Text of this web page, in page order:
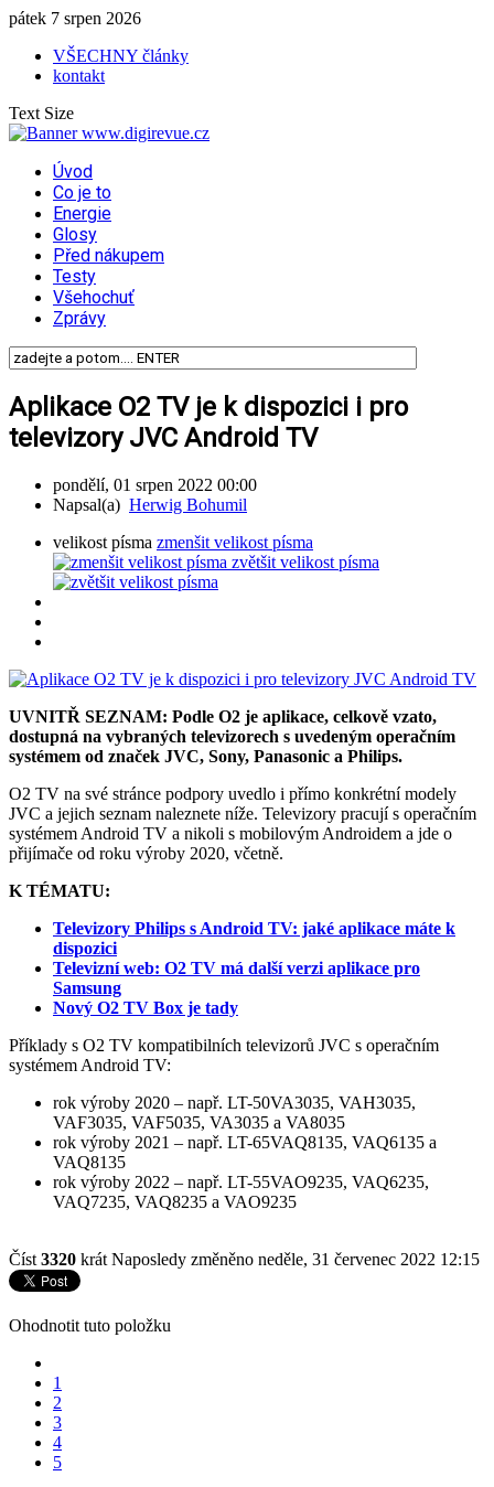
pátek 7 srpen 2026
VŠECHNY články
kontakt
Text Size
Úvod
Co je to
Energie
Glosy
Před nákupem
Testy
Všehochuť
Zprávy
Aplikace O2 TV je k dispozici i pro
televizory JVC Android TV
pondělí, 01 srpen 2022 00:00
Napsal(a) Herwig Bohumil
velikost písma zmenšit velikost písma
zvětšit velikost písma
UVNITŘ SEZNAM: Podle O2 je aplikace, celkově vzato,
dostupná na vybraných televizorech s uvedeným operačním
systémem od značek JVC, Sony, Panasonic a Philips.
O2 TV na své stránce podpory uvedlo i přímo konkrétní modely
JVC a jejich seznam naleznete níže. Televizory pracují s operačním
systémem Android TV a nikoli s mobilovým Androidem a jde o
přijímače od roku výroby 2020, včetně.
K TÉMATU:
Televizory Philips s Android TV: jaké aplikace máte k
dispozici
Televizní web: O2 TV má další verzi aplikace pro
Samsung
Nový O2 TV Box je tady
Příklady s O2 TV kompatibilních televizorů JVC s operačním
systémem Android TV:
rok výroby 2020 – např. LT-50VA3035, VAH3035,
VAF3035, VAF5035, VA3035 a VA8035
rok výroby 2021 – např. LT-65VAQ8135, VAQ6135 a
VAQ8135
rok výroby 2022 – např. LT-55VAO9235, VAQ6235,
VAQ7235, VAQ8235 a VAO9235
Číst 3320 krát Naposledy změněno neděle, 31 červenec 2022 12:15
Ohodnotit tuto položku
1
2
3
4
5